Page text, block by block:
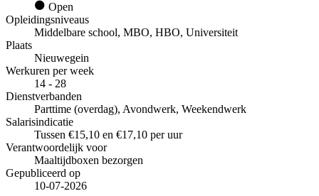
Open
Opleidingsniveaus
Middelbare school, MBO, HBO, Universiteit
Plaats
Nieuwegein
Werkuren per week
14 - 28
Dienstverbanden
Parttime (overdag), Avondwerk, Weekendwerk
Salarisindicatie
Tussen €15,10 en €17,10 per uur
Verantwoordelijk voor
Maaltijdboxen bezorgen
Gepubliceerd op
10-07-2026